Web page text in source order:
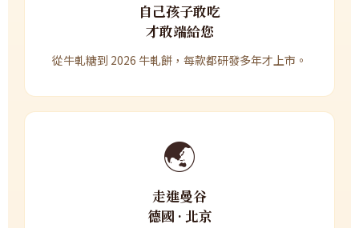
自己孩子敢吃
才敢端給您
從牛軋糖到 2026 牛軋餅，每款都研發多年才上市。
🌏
走進曼谷
德國 · 北京